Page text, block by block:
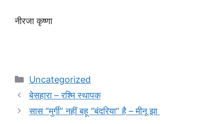
नीरजा कृष्णा
Categories
Uncategorized
बेसहारा – रश्मि स्थापक
सास “मुर्गी” नहीं बहू “बंदरिया” है – मीनू झा